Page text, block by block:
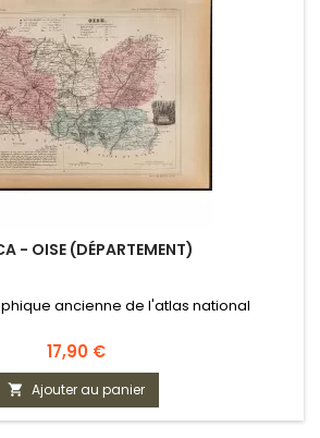
- OISE (DÉPARTEMENT)
ancienne de l'atlas national
Prix
17,90 €
 Ajouter au panier